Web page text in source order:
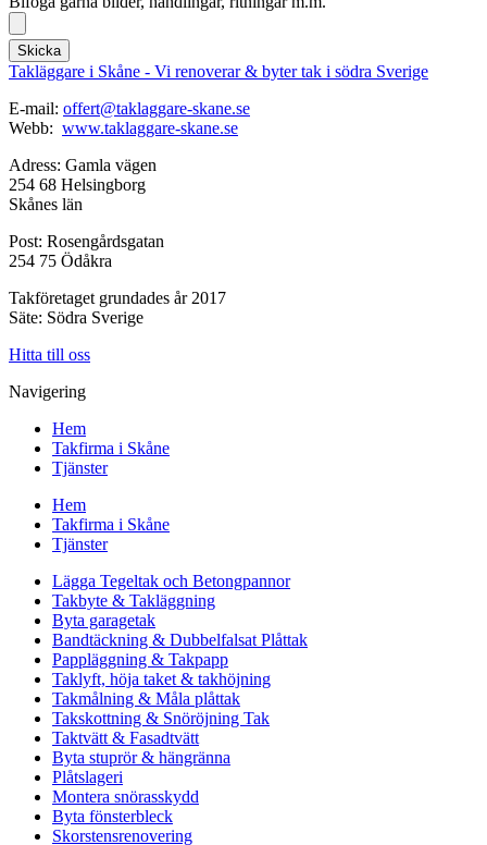
Skicka
Takläggare i Skåne - Vi renoverar & byter tak i södra Sverige
E-mail: offert@taklaggare-skane.se
Webb: www.taklaggare-skane.se
Adress: Gamla vägen
254 68 Helsingborg
Skånes län
Post: Rosengårdsgatan
254 75 Ödåkra
Takföretaget grundades år 2017
Säte: Södra Sverige
Hitta till oss
Navigering
Hem
Takfirma i Skåne
Tjänster
Hem
Takfirma i Skåne
Tjänster
Lägga Tegeltak och Betongpannor
Takbyte & Takläggning
Byta garagetak
Bandtäckning & Dubbelfalsat Plåttak
Pappläggning & Takpapp
Taklyft, höja taket & takhöjning
Takmålning & Måla plåttak
Takskottning & Snöröjning Tak
Taktvätt & Fasadtvätt
Byta stuprör & hängränna
Plåtslageri
Montera snörasskydd
Byta fönsterbleck
Skorstensrenovering